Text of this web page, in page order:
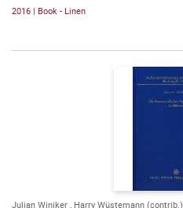
2016 | Book - Linen
Julian Winiker , Harry Wüstemann (contrib.)